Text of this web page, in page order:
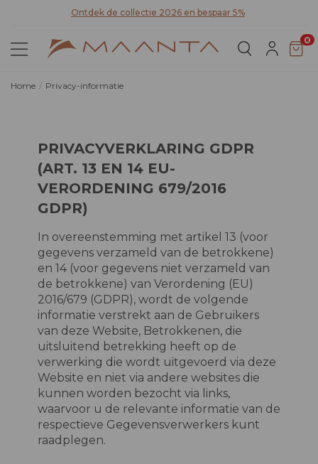
Ontdek de collectie 2026 en bespaar 5%
0
Home Privacy-informatie
PRIVACYVERKLARING GDPR
(ART. 13 EN 14 EU-
VERORDENING 679/2016
GDPR)
In overeenstemming met artikel 13 (voor
gegevens verzameld van de betrokkene)
en 14 (voor gegevens niet verzameld van
de betrokkene) van Verordening (EU)
2016/679 (GDPR), wordt de volgende
informatie verstrekt aan de Gebruikers
van deze Website, Betrokkenen, die
uitsluitend betrekking heeft op de
verwerking die wordt uitgevoerd via deze
Website en niet via andere websites die
kunnen worden bezocht via links,
waarvoor u de relevante informatie van de
respectieve Gegevensverwerkers kunt
raadplegen.